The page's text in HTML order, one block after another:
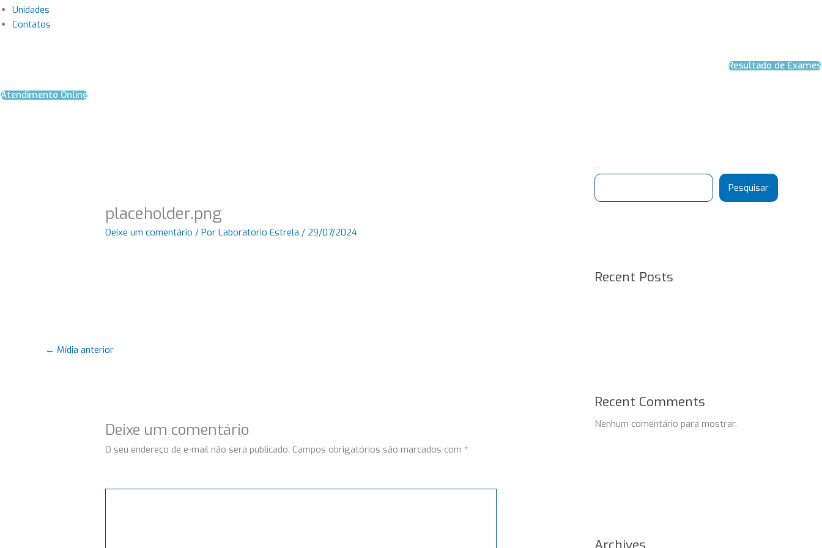
Unidades
Contatos
Resultado de Exames
Atendimento Online
placeholder.png
Deixe um comentário / PorLaboratorio Estrela/ 29/07/2024
← Mídia anterior
Deixe um comentário
O seu endereço de e-mail não será publicado. Campos obrigatórios são marcados com *
Pesquisar
Recent Posts
Recent Comments
Nenhum comentário para mostrar.